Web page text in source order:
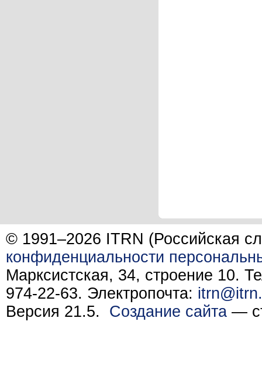
© 1991–2026 ITRN (Российская
конфиденциальности
Марксистская, 34, строение 10.
974-22-63. Электропочта:
Версия 21.5. Создание сайта —